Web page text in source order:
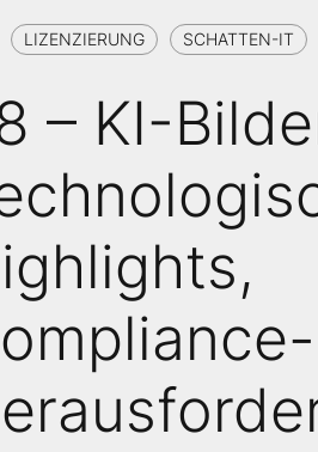
LIZENZIERUNG SCHATTEN-IT
– KI-